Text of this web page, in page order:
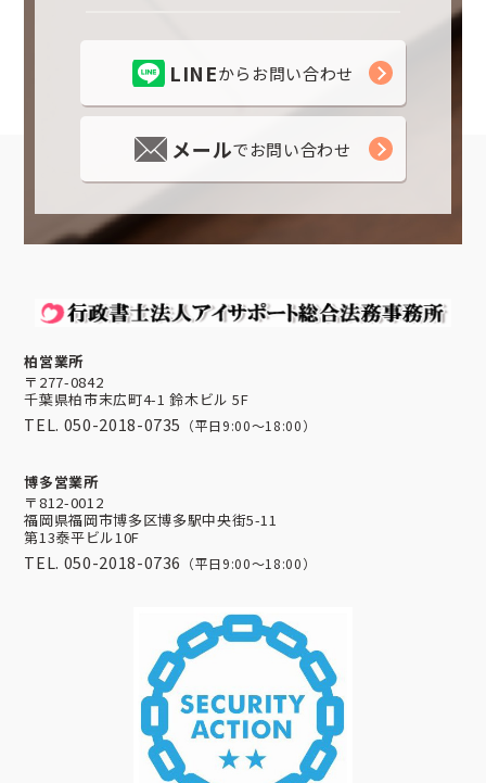
LINEからお問い合わせ
メールでお問い合わせ
柏営業所
〒277-0842
千葉県柏市末広町4-1 鈴木ビル 5F
TEL. 050-2018-0735 （平日9:00～18:00）
博多営業所
〒812-0012
福岡県福岡市博多区博多駅中央街5-11
第13泰平ビル10F
TEL. 050-2018-0736 （平日9:00～18:00）